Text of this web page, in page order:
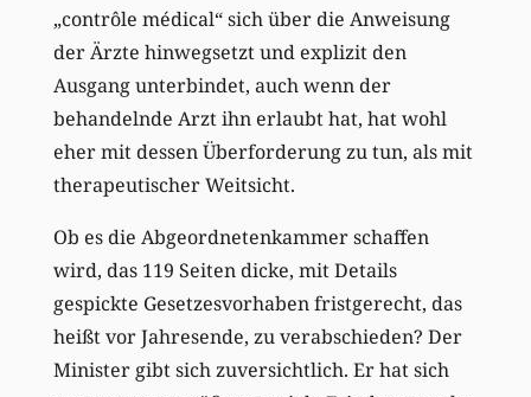
„contrôle médical“ sich über die Anweisung
der Ärzte hinwegsetzt und explizit den
Ausgang unterbindet, auch wenn der
behandelnde Arzt ihn erlaubt hat, hat wohl
eher mit dessen Überforderung zu tun, als mit
therapeutischer Weitsicht.
Ob es die Abgeordnetenkammer schaffen
wird, das 119 Seiten dicke, mit Details
gespickte Gesetzesvorhaben fristgerecht, das
heißt vor Jahresende, zu verabschieden? Der
Minister gibt sich zuversichtlich. Er hat sich